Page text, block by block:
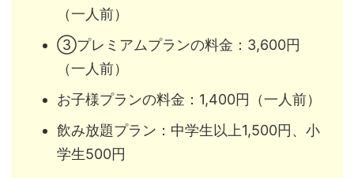
（一人前）
③プレミアムプランの料金：3,600円
（一人前）
お子様プランの料金：1,400円（一人前）
飲み放題プラン：中学生以上1,500円、小
学生500円